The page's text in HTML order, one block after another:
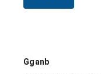
Gganb